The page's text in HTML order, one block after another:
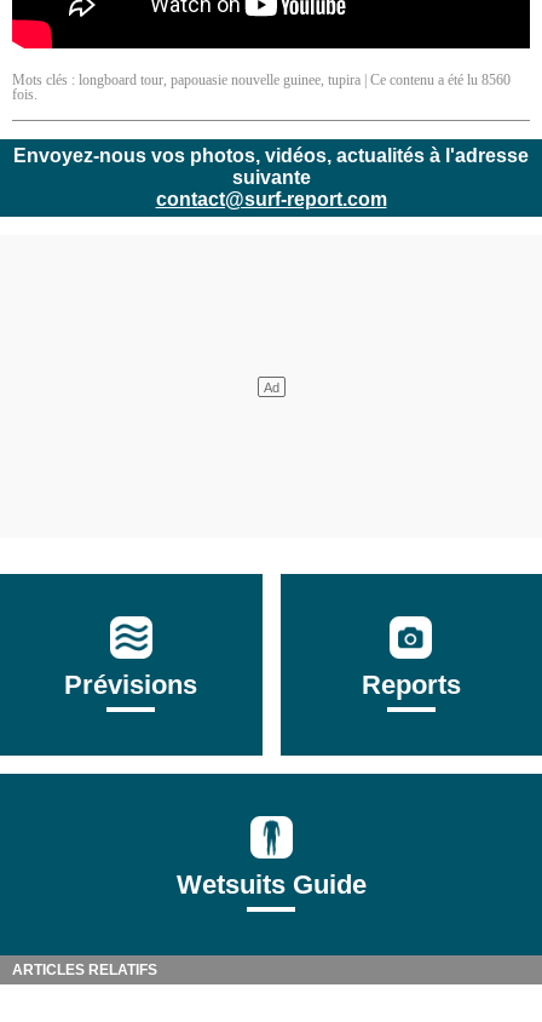
Mots clés : longboard tour, papouasie nouvelle guinee, tupira | Ce contenu a été lu 8560
fois.
Envoyez-nous vos photos, vidéos, actualités à l'adresse
suivante
contact@surf-report.com
Prévisions Reports
Wetsuits Guide
ARTICLES RELATIFS